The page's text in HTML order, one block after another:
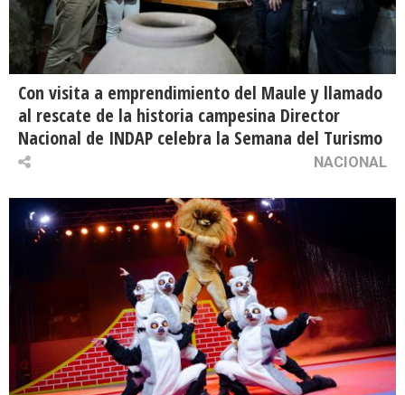
Con visita a emprendimiento del Maule y llamado
al rescate de la historia campesina Director
Nacional de INDAP celebra la Semana del Turismo
NACIONAL